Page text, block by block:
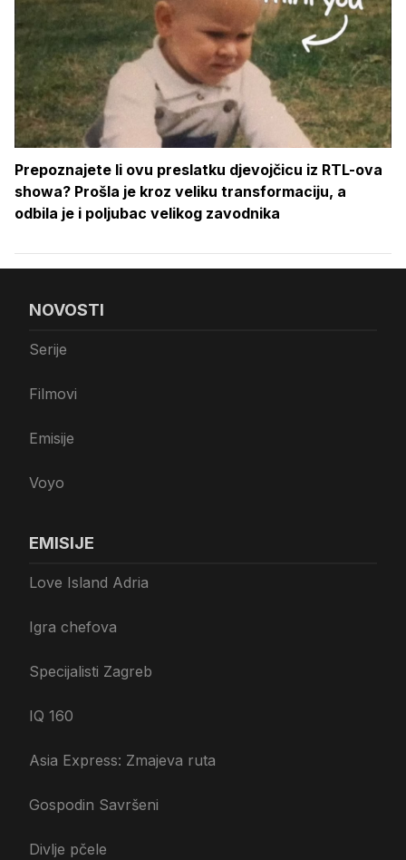
Prepoznajete li ovu preslatku djevojčicu iz RTL-ova
showa? Prošla je kroz veliku transformaciju, a
odbila je i poljubac velikog zavodnika
NOVOSTI
Serije
Filmovi
Emisije
Voyo
EMISIJE
Love Island Adria
Igra chefova
Specijalisti Zagreb
IQ 160
Asia Express: Zmajeva ruta
Gospodin Savršeni
Divlje pčele